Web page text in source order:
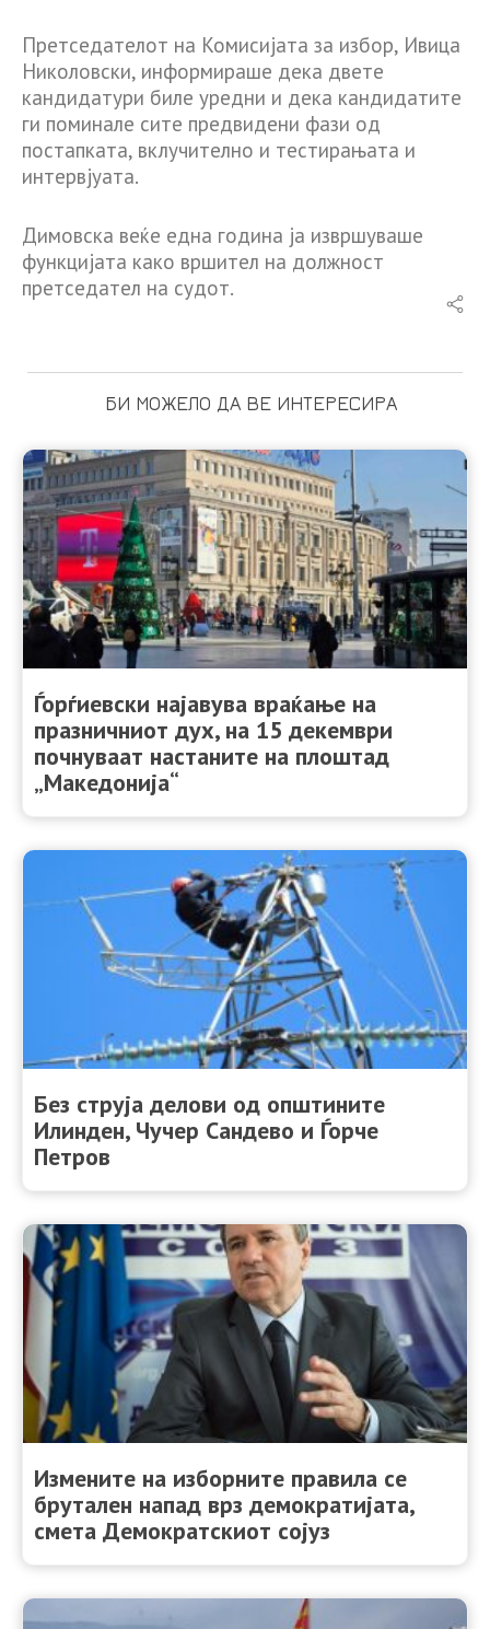
Претседателот на Комисијата за избор, Ивица
Николовски, информираше дека двете
кандидатури биле уредни и дека кандидатите
ги поминале сите предвидени фази од
постапката, вклучително и тестирањата и
интервјуата.
Димовска веќе една година ја извршуваше
функцијата како вршител на должност
претседател на судот.
БИ МОЖЕЛО ДА ВЕ ИНТЕРЕСИРА
Ѓорѓиевски најавува враќање на
празничниот дух, на 15 декември
почнуваат настаните на плоштад
„Македонија“
Без струја делови од општините
Илинден, Чучер Сандево и Ѓорче
Петров
Измените на изборните правила се
брутален напад врз демократијата,
смета Демократскиот сојуз